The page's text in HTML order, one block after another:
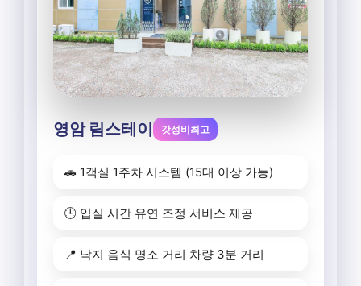
영암 림스테이 갓성비최고
🚗 1객실 1주차 시스템 (15대 이상 가능)
🕒 입실 시간 유연 조정 서비스 제공
📍 낙지 음식 명소 거리 차량 3분 거리